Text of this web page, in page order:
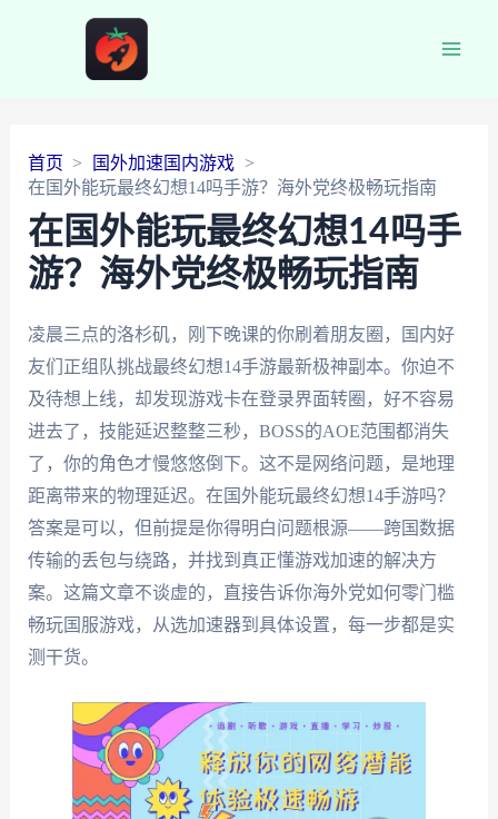
首页
国外加速国内游戏
在国外能玩最终幻想14吗手游？海外党终极畅玩指南
在国外能玩最终幻想14吗手
游？海外党终极畅玩指南
凌晨三点的洛杉矶，刚下晚课的你刷着朋友圈，国内好
友们正组队挑战最终幻想14手游最新极神副本。你迫不
及待想上线，却发现游戏卡在登录界面转圈，好不容易
进去了，技能延迟整整三秒，BOSS的AOE范围都消失
了，你的角色才慢悠悠倒下。这不是网络问题，是地理
距离带来的物理延迟。在国外能玩最终幻想14手游吗？
答案是可以，但前提是你得明白问题根源——跨国数据
传输的丢包与绕路，并找到真正懂游戏加速的解决方
案。这篇文章不谈虚的，直接告诉你海外党如何零门槛
畅玩国服游戏，从选加速器到具体设置，每一步都是实
测干货。